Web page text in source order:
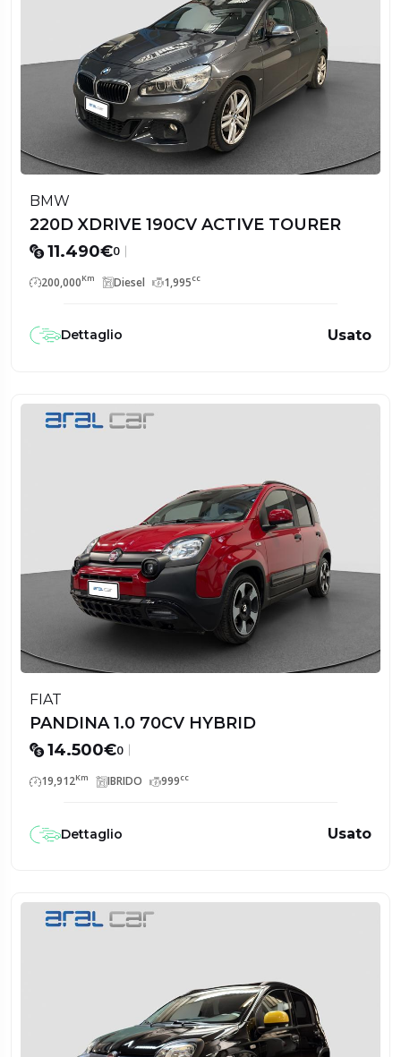
BMW
220D XDRIVE 190CV ACTIVE TOURER
11.490€0
200,000Km Diesel 1,995cc
Dettaglio Usato
FIAT
PANDINA 1.0 70CV HYBRID
14.500€0
19,912Km IBRIDO 999cc
Dettaglio Usato